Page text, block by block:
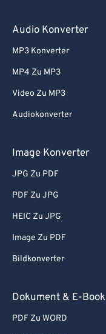
Audio Konverter
MP3 Konverter
MP4 Zu MP3
Video Zu MP3
Audiokonverter
Image Konverter
JPG Zu PDF
PDF Zu JPG
HEIC Zu JPG
Image Zu PDF
Bildkonverter
Dokument & E-Book
PDF Zu WORD